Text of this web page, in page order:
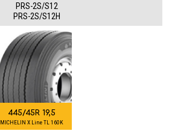
PRS-2S/S12
PRS-2S/S12H
445/45R 19,5
MICHELIN X Line TL 160K